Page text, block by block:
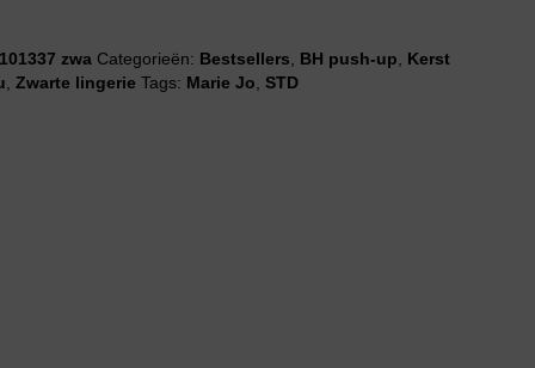
zwa Categorieën: Bestsellers BH push-up
Kerst
,Zwarte lingerie Tags: Marie Jo ,STD